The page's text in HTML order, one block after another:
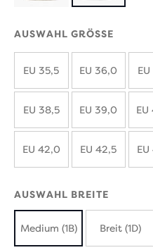
AUSWAHL GRÖSSE
EU 35,5 EU 36,0
EU 38,5 EU 39,0
EU 42,0 EU 42,5
AUSWAHL BREITE
Medium (1B) Breit (1D)